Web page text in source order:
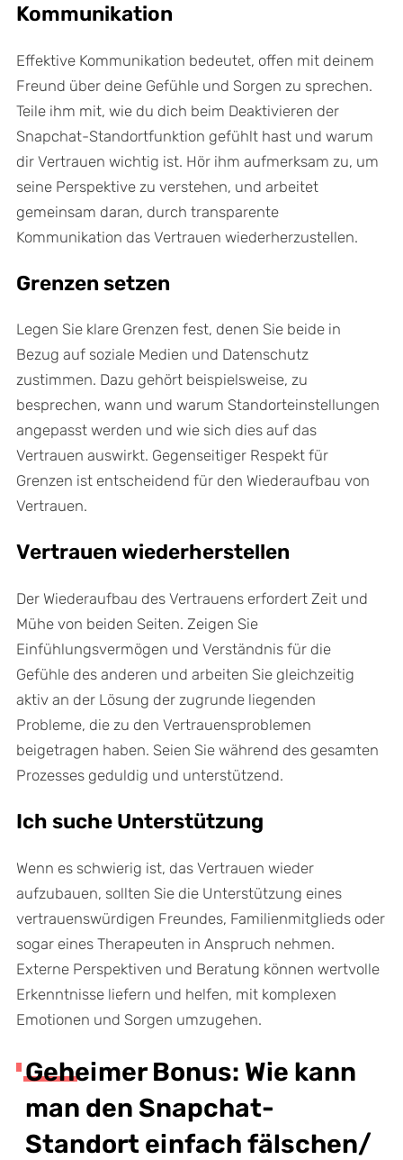
Kommunikation
Effektive Kommunikation bedeutet, offen mit deinem
Freund über deine Gefühle und Sorgen zu sprechen.
Teile ihm mit, wie du dich beim Deaktivieren der
Snapchat-Standortfunktion gefühlt hast und warum
dir Vertrauen wichtig ist. Hör ihm aufmerksam zu, um
seine Perspektive zu verstehen, und arbeitet
gemeinsam daran, durch transparente
Kommunikation das Vertrauen wiederherzustellen.
Grenzen setzen
Legen Sie klare Grenzen fest, denen Sie beide in
Bezug auf soziale Medien und Datenschutz
zustimmen. Dazu gehört beispielsweise, zu
besprechen, wann und warum Standorteinstellungen
angepasst werden und wie sich dies auf das
Vertrauen auswirkt. Gegenseitiger Respekt für
Grenzen ist entscheidend für den Wiederaufbau von
Vertrauen.
Vertrauen wiederherstellen
Der Wiederaufbau des Vertrauens erfordert Zeit und
Mühe von beiden Seiten. Zeigen Sie
Einfühlungsvermögen und Verständnis für die
Gefühle des anderen und arbeiten Sie gleichzeitig
aktiv an der Lösung der zugrunde liegenden
Probleme, die zu den Vertrauensproblemen
beigetragen haben. Seien Sie während des gesamten
Prozesses geduldig und unterstützend.
Ich suche Unterstützung
Wenn es schwierig ist, das Vertrauen wieder
aufzubauen, sollten Sie die Unterstützung eines
vertrauenswürdigen Freundes, Familienmitglieds oder
sogar eines Therapeuten in Anspruch nehmen.
Externe Perspektiven und Beratung können wertvolle
Erkenntnisse liefern und helfen, mit komplexen
Emotionen und Sorgen umzugehen.
Geheimer Bonus: Wie kann
man den Snapchat-
Standort einfach fälschen/